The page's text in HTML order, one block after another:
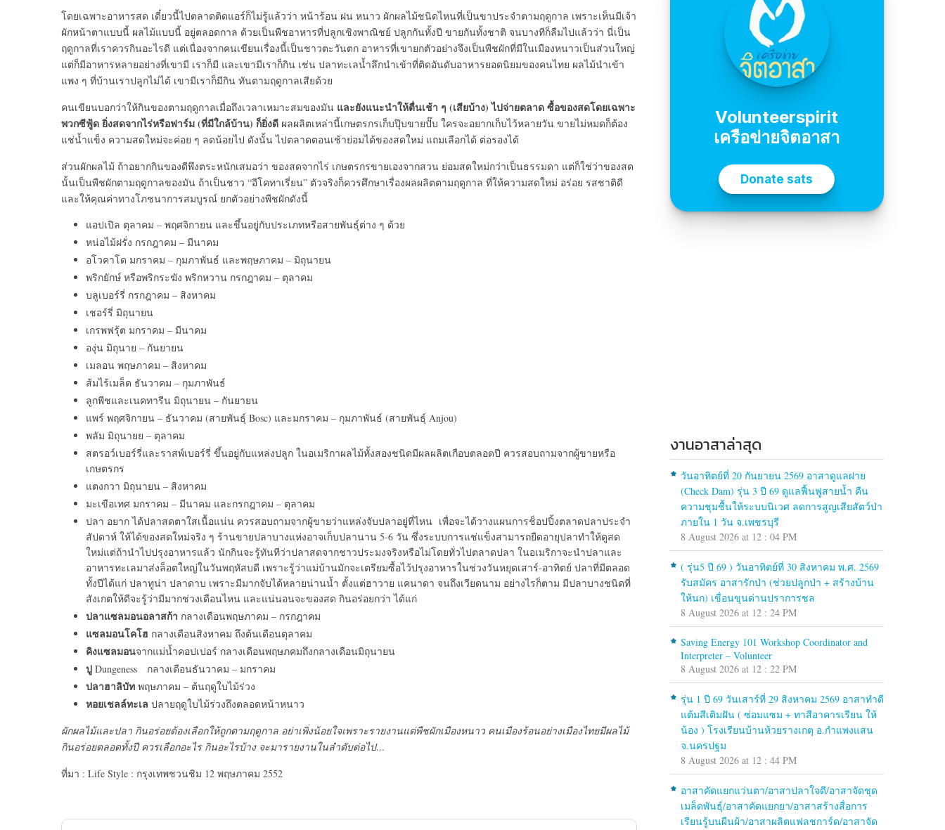
โดยเฉพาะอาหารสด เดี๋ยวนี้ไปตลาดติดแอร์ก็ไม่รู้แล้วว่า หน้าร้อน ฝน หนาว ผักผลไม้ชนิดไหนที่เป็นขาประจำตามฤดูกาล เพราะเห็นมีเจ้า
ผักหน้าตาแบบนี้ ผลไม้แบบนี้ อยู่ตลอดกาล ด้วยเป็นพืชอาหารที่ปลูกเชิงพาณิชย์ ปลูกกันทั้งปี ขายกันทั้งชาติ จนบางทีก็ลืมไปแล้วว่า นี่เป็น
ฤดูกาลที่เราควรกินอะไรดี แต่เนื่องจากคนเขียนเรื่องนี้เป็นชาวตะวันตก อาหารที่เขายกตัวอย่างจึงเป็นพืชผักที่มีในเมืองหนาวเป็นส่วนใหญ่
แต่ก็มีอาหารหลายอย่างที่เขามี เราก็มี และเขามีเราก็กิน เช่น ปลาทะเลน้ำลึกนำเข้าที่ติดอันดับอาหารยอดนิยมของคนไทย ผลไม้นำเข้า
แพง ๆ ที่บ้านเราปลูกไม่ได้ เขามีเราก็มีกิน ทันตามฤดูกาลเสียด้วย
คนเขียนบอกว่าให้กินของตามฤดูกาลเมื่อถึงเวลาเหมาะสมของมัน และยังแนะนำให้ตื่นเช้า ๆ (เสียบ้าง) ไปจ่ายตลาด ซื้อของสดโดยเฉพาะ
พวกซีฟู้ด ยิ่งสดจากไร่หรือฟาร์ม (ที่มีใกล้บ้าน) ก็ยิ่งดี ผลผลิตเหล่านี้เกษตรกรเก็บปุ๊บขายปั๊บ ใครจะอยากเก็บไว้หลายวัน ขายไม่หมดก็ต้อง
แช่น้ำแข็ง ความสดใหม่จะค่อย ๆ ลดน้อยไป ดังนั้น ไปตลาดตอนเช้าย่อมได้ของสดใหม่ แถมเลือกได้ ต่อรองได้
ส่วนผักผลไม้ ถ้าอยากกินของดีพึงตระหนักเสมอว่า ของสดจากไร่ เกษตรกรขายเองจากสวน ย่อมสดใหม่กว่าเป็นธรรมดา แต่ก็ใช่ว่าของสด
นั้นเป็นพืชผักตามฤดูกาลของมัน ถ้าเป็นชาว “อีโคทาเรี่ยน” ตัวจริงก็ควรศึกษาเรื่องผลผลิตตามฤดูกาล ที่ให้ความสดใหม่ อร่อย รสชาติดี
และให้คุณค่าทางโภชนาการสมบูรณ์ ยกตัวอย่างพืชผักดังนี้
แอปเปิล ตุลาคม – พฤศจิกายน และขึ้นอยู่กับประเภทหรือสายพันธุ์ต่าง ๆ ด้วย
หน่อไม้ฝรั่ง กรกฎาคม – มีนาคม
อโวคาโด มกราคม – กุมภาพันธ์ และพฤษภาคม – มิถุนายน
พริกยักษ์ หรือพริกระฆัง พริกหวาน กรกฎาคม – ตุลาคม
บลูเบอร์รี่ กรกฎาคม – สิงหาคม
เชอร์รี่ มิถุนายน
เกรพฟรุ้ต มกราคม – มีนาคม
องุ่น มิถุนาย – กันยายน
เมลอน พฤษภาคม – สิงหาคม
ส้มไร้เมล็ด ธันวาคม – กุมภาพันธ์
ลูกพีชและเนคทารีน มิถุนายน – กันยายน
แพร์ พฤศจิกายน – ธันวาคม (สายพันธุ์ Bosc) และมกราคม – กุมภาพันธ์ (สายพันธุ์ Anjou)
พลัม มิถุนายย – ตุลาคม
สตรอว์เบอร์รี่และราสพ์เบอร์รี่ ขึ้นอยู่กับแหล่งปลูก ในอเมริกาผลไม้ทั้งสองชนิดมีผลผลิตเกือบตลอดปี ควรสอบถามจากผู้ขายหรือ
เกษตรกร
แตงกวา มิถุนายน – สิงหาคม
มะเขือเทศ มกราคม – มีนาคม และกรกฎาคม – ตุลาคม
ปลา อยาก ได้ปลาสดตาใสเนื้อแน่น ควรสอบถามจากผู้ขายว่าแหล่งจับปลาอยู่ที่ไหน เพื่อจะได้วางแผนการช็อปปิ้งตลาดปลาประจำ
สัปดาห์ ให้ได้ของสดใหม่จริง ๆ ร้านขายปลาบางแห่งอาจเก็บปลานาน 5-6 วัน ซึ่งระบบการแช่แข็งสามารถยืดอายุปลาทำให้ดูสด
ใหม่แต่ถ้านำไปปรุงอาหารแล้ว นักกินจะรู้ทันทีว่าปลาสดจากชาวประมงจริงหรือไม่โดยทั่วไปตลาดปลา ในอเมริกาจะนำปลาและ
อาหารทะเลมาส่งล็อตใหญ่ในวันพฤหัสบดี เพราะรู้ว่าแม่บ้านมักจะเตรียมซื้อไว้ปรุงอาหารในช่วงวันหยุดเสาร์-อาทิตย์ ปลาที่มีตลอด
ทั้งปีได้แก่ ปลาทูน่า ปลาดาบ เพราะมีมากจับได้หลายน่านน้ำ ตั้งแต่ฮาวาย แคนาดา จนถึงเวียดนาม อย่างไรก็ตาม มีปลาบางชนิดที่
สังเกตให้ดีจะรู้ว่ามีมากช่วงเดือนไหน และแน่นอนจะของสด กินอร่อยกว่า ได้แก่
ปลาแซลมอนอลาสก้า กลางเดือนพฤษภาคม – กรกฎาคม
แซลมอนโคโฮ กลางเดือนสิงหาคม ถึงต้นเดือนตุลาคม
คิงแซลมอนจากแม่น้ำคอปเปอร์ กลางเดือนพฤษภคมถึงกลางเดือนมิถุนายน
ปู Dungeness กลางเดือนธันวาคม – มกราคม
ปลาฮาลิบัท พฤษภาคม – ต้นฤดูใบไม้ร่วง
หอยเชลล์ทะเล ปลายฤดูใบไม้ร่วงถึงตลอดหน้าหนาว
ผักผลไม้และปลา กินอร่อยต้องเลือกให้ถูกตามฤดูกาล อย่าเพิ่งน้อยใจเพราะรายงานแต่พืชผักเมืองหนาว คนเมืองร้อนอย่างเมืองไทยมีผลไม้
กินอร่อยตลอดทั้งปี ควรเลือกอะไร กินอะไรบ้าง จะมารายงานในลำดับต่อไป…
ที่มา : Life Style : กรุงเทพชวนชิม 12 พฤษภาคม 2552
งานอาสาล่าสุด
วันอาทิตย์ที่ 20 กันยายน 2569 อาสาดูแลฝาย
(Check Dam) รุ่น 3 ปี 69 ดูแลฟื้นฟูสายน้ำ คืน
ความชุมชื้นให้ระบบนิเวศ ลดการสูญเสียสัตว์ป่า
ภายใน 1 วัน จ.เพชรบุรี
8 August 2026 at 12 : 04 PM
( รุ่น5 ปี 69 ) วันอาทิตย์ที่ 30 สิงหาคม พ.ศ. 2569
รับสมัคร อาสารักป่า (ช่วยปลูกป่า + สร้างบ้าน
ให้นก) เขื่อนขุนด่านปราการชล
8 August 2026 at 12 : 24 PM
Saving Energy 101 Workshop Coordinator and
Interpreter – Volunteer
8 August 2026 at 12 : 22 PM
รุ่น 1 ปี 69 วันเสาร์ที่ 29 สิงหาคม 2569 อาสาทำดี
แต้มสีเติมฝัน ( ซ่อมแซม + ทาสีอาคารเรียน ให้
น้อง ) โรงเรียนบ้านห้วยรางเกตุ อ.กำแพงแสน
จ.นครปฐม
8 August 2026 at 12 : 44 PM
อาสาคัดแยกแว่นตา/อาสาปลาใจดี/อาสาจัดชุด
เมล็ดพันธุ์/อาสาคัดแยกยา/อาสาสร้างสื่อการ
เรียนรู้บนผืนผ้า/อาสาผลิตแฟลชการ์ด/อาสาจัด